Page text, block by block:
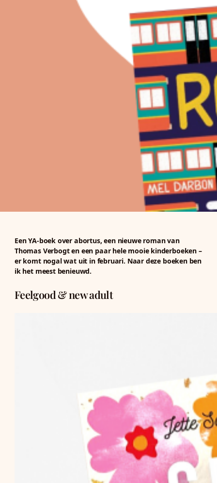
Een YA-boek over abortus, een nieuwe roman van
Thomas Verbogt en een paar hele mooie kinderboeken –
er komt nogal wat uit in februari. Naar deze boeken ben
ik het meest benieuwd.
Feelgood & new adult